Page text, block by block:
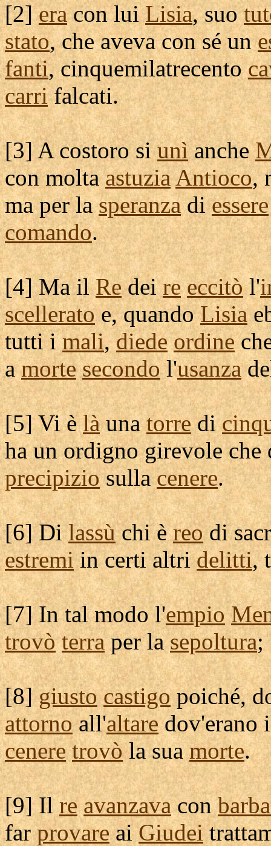
[2]eracon luiLisia, suo
stato, che aveva con sé un
fanti,cinquemilatrecento
carri falcati.
[3] A costoro siunìanche
con moltaastuziaAntioco,
ma per lasperanzadiessere
comando.
[4] Ma ilRedeire eccitòl'
scelleratoe, quandoLisia
tutti imali,diede ordine
amorte secondol'usanza
[5] Vi èlàunatorredi
ha unordigno girevoleche
precipiziosullacenere.
[6] Dilassùchi èreodi
estremiin certi altridelitti,
[7] In tal modo l'empio
trovò terraper lasepoltura;
[8]giusto castigopoiché,
attornoall'altaredov'erano
cenere trovòla suamorte.
[9] Ilre avanzavacon
farprovareaiGiudei